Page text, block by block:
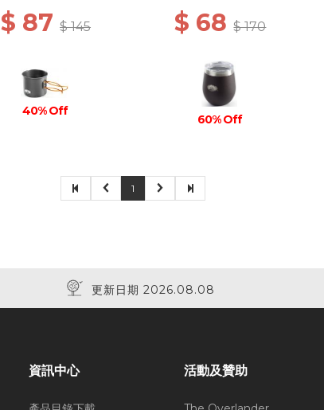
$ 87$ 145
40% Off
$ 68$ 170
60% Off
1
更新日期 2026.08.08
資訊中心 活動及贊助